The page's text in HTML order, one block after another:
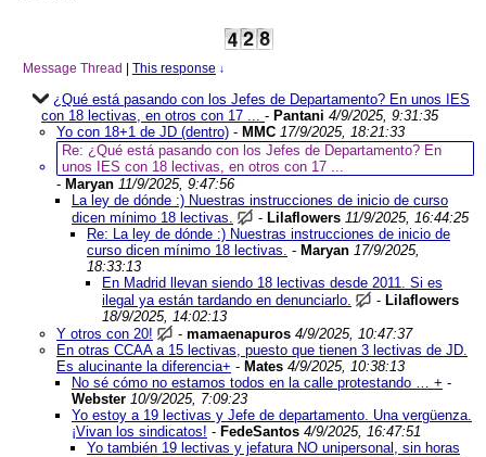
Message Thread This response ↓
¿Qué está pasando con los Jefes de Departamento? En unos IES
con 18 lectivas, en otros con 17 ... - Pantani 4/9/2025, 9:31:35
Yo con 18+1 de JD (dentro) - MMC 17/9/2025, 18:21:33
Re: ¿Qué está pasando con los Jefes de Departamento? En
unos IES con 18 lectivas, en otros con 17 ...
- Maryan 11/9/2025, 9:47:56
La ley de dónde :) Nuestras instrucciones de inicio de curso
dicen mínimo 18 lectivas.
- Lilaflowers 11/9/2025, 16:44:25
Re: La ley de dónde :) Nuestras instrucciones de inicio de
curso dicen mínimo 18 lectivas. - Maryan 17/9/2025,
18:33:13
En Madrid llevan siendo 18 lectivas desde 2011. Si es
ilegal ya están tardando en denunciarlo.
- Lilaflowers
18/9/2025, 14:02:13
Y otros con 20!
- mamaenapuros 4/9/2025, 10:47:37
En otras CCAA a 15 lectivas, puesto que tienen 3 lectivas de JD.
Es alucinante la diferencia+ - Mates 4/9/2025, 10:38:13
No sé cómo no estamos todos en la calle protestando … + -
Webster 10/9/2025, 7:09:23
Yo estoy a 19 lectivas y Jefe de departamento. Una vergüenza.
¡Vivan los sindicatos! - FedeSantos 4/9/2025, 16:47:51
Yo también 19 lectivas y jefatura NO unipersonal, sin horas